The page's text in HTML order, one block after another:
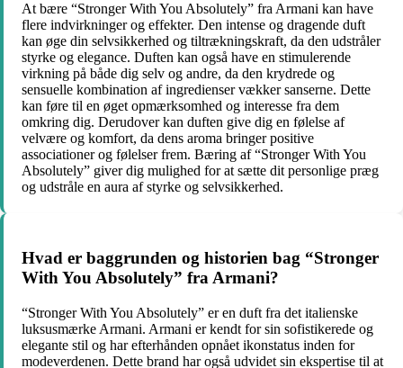
At bære “Stronger With You Absolutely” fra Armani kan have
flere indvirkninger og effekter. Den intense og dragende duft
kan øge din selvsikkerhed og tiltrækningskraft, da den udstråler
styrke og elegance. Duften kan også have en stimulerende
virkning på både dig selv og andre, da den krydrede og
sensuelle kombination af ingredienser vækker sanserne. Dette
kan føre til en øget opmærksomhed og interesse fra dem
omkring dig. Derudover kan duften give dig en følelse af
velvære og komfort, da dens aroma bringer positive
associationer og følelser frem. Bæring af “Stronger With You
Absolutely” giver dig mulighed for at sætte dit personlige præg
og udstråle en aura af styrke og selvsikkerhed.
Hvad er baggrunden og historien bag “Stronger
With You Absolutely” fra Armani?
“Stronger With You Absolutely” er en duft fra det italienske
luksusmærke Armani. Armani er kendt for sin sofistikerede og
elegante stil og har efterhånden opnået ikonstatus inden for
modeverdenen. Dette brand har også udvidet sin ekspertise til at